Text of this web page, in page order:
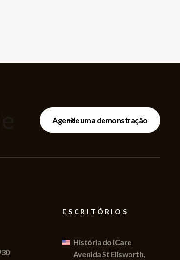
Agende uma demonstração
ESCRITÓRIOS
História do iCare
Avenida St Ellsworth,